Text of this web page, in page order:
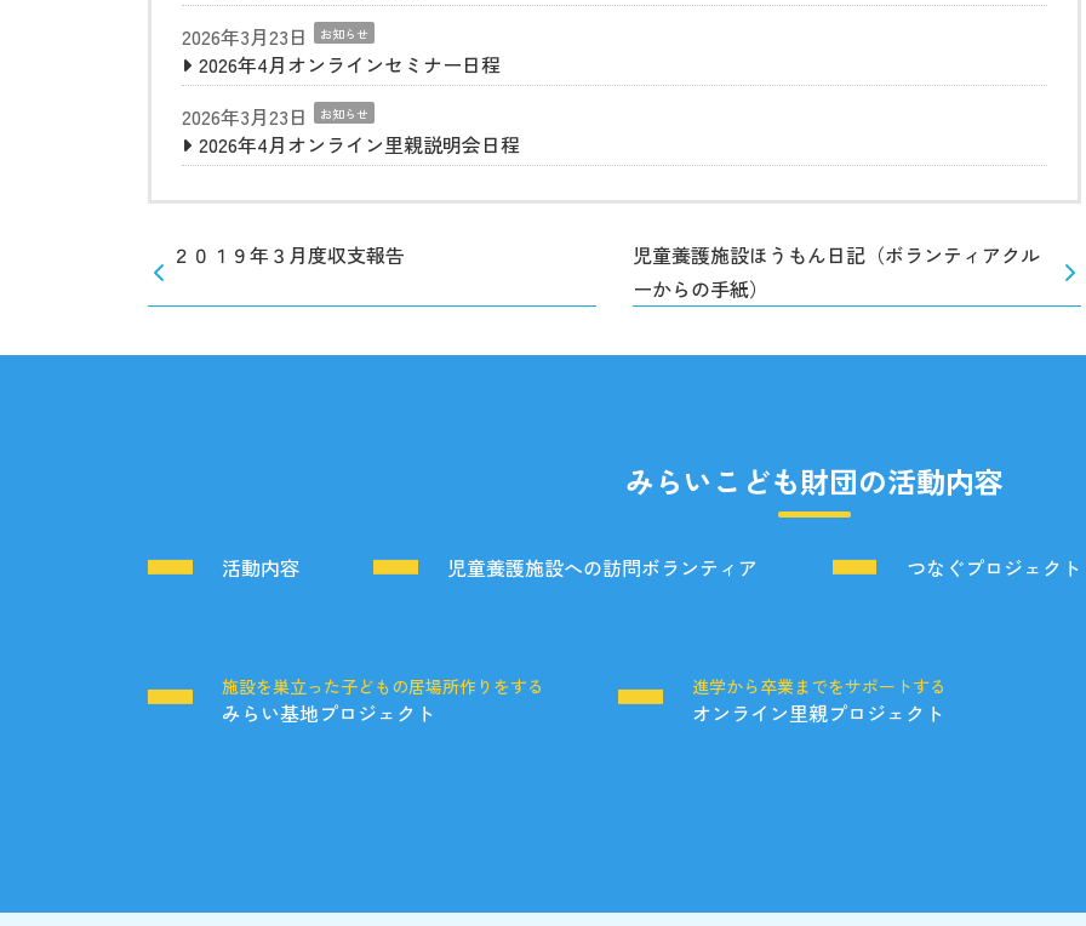
2026年3月23日
お知らせ
2026年4月オンラインセミナー日程
2026年3月23日
お知らせ
2026年4月オンライン里親説明会日程
２０１９年３月度収支報告
児童養護施設ほうもん日記（ボランティアクル
ーからの手紙）
みらいこども財団の活動内容
活動内容 児童養護施設への訪問ボランティア つなぐプロジェクト
施設を巣立った子どもの居場所作りをする
みらい基地プロジェクト
進学から卒業までをサポートする
オンライン里親プロジェクト